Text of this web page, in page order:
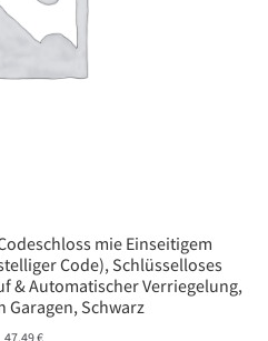
mie Einseitigem
Code), Schlüsselloses
& Automatischer Verriegelung,
Garagen, Schwarz
47,49€